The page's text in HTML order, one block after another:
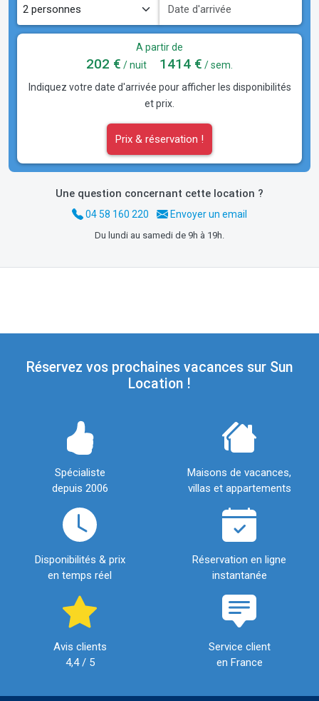
A partir de
202 € / nuit 1414 € / sem.
Indiquez votre date d'arrivée pour afficher les disponibilités
et prix.
Prix & réservation !
Une question concernant cette location ?
04 58 160 220 Envoyer un email
Du lundi au samedi de 9h à 19h.
Réservez vos prochaines vacances sur Sun
Location !
Spécialiste
depuis 2006
Maisons de vacances,
villas et appartements
Disponibilités & prix
en temps réel
Réservation en ligne
instantanée
Avis clients
4,4 / 5
Service client
en France